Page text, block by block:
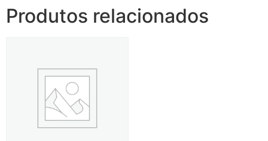
Produtos relacionados